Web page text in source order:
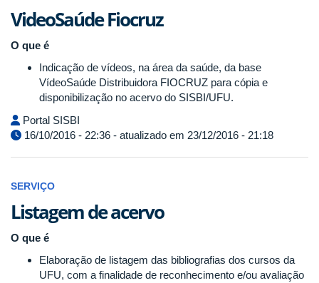
VideoSaúde Fiocruz
O que é
Indicação de vídeos, na área da saúde, da base
VídeoSaúde Distribuidora FIOCRUZ para cópia e
disponibilização no acervo do SISBI/UFU.
Portal SISBI
16/10/2016 - 22:36 - atualizado em 23/12/2016 - 21:18
SERVIÇO
Listagem de acervo
O que é
Elaboração de listagem das bibliografias dos cursos da
UFU, com a finalidade de reconhecimento e/ou avaliação